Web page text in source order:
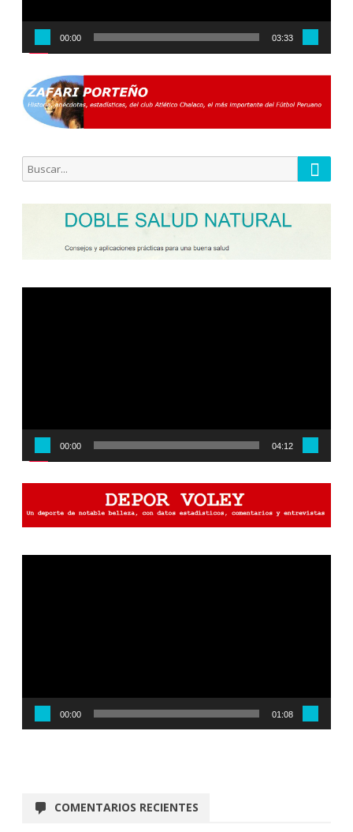
00:00 03:33
Buscar
por:
Reproductor
00:00 04:12
Reproductor
00:00 01:08
COMENTARIOS RECIENTES